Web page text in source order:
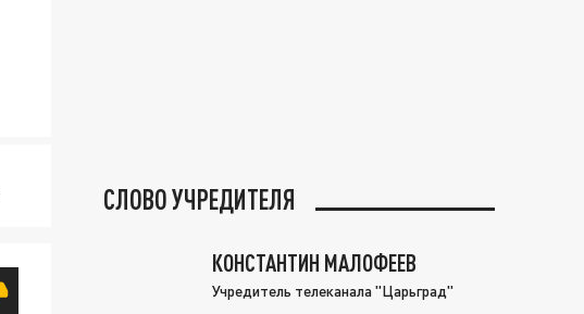
СЛОВО УЧРЕДИТЕЛЯ
КОНСТАНТИН МАЛОФЕЕВ
Учредитель телеканала "Царьград"